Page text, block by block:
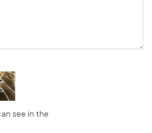
see in the